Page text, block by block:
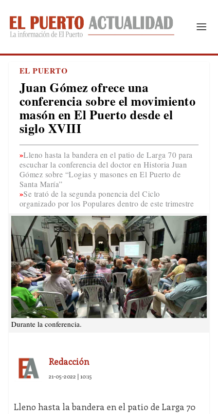
EL PUERTO
Juan Gómez ofrece una
conferencia sobre el movimiento
masón en El Puerto desde el
siglo XVIII
Lleno hasta la bandera en el patio de Larga 70 para
escuchar la conferencia del doctor en Historia Juan
Gómez sobre “Logias y masones en El Puerto de
Santa María”
Se trató de la segunda ponencia del Ciclo
organizado por los Populares dentro de este trimestre
Durante la conferencia.
Redacción
21-05-2022 | 10:15
Lleno hasta la bandera en el patio de Larga 70